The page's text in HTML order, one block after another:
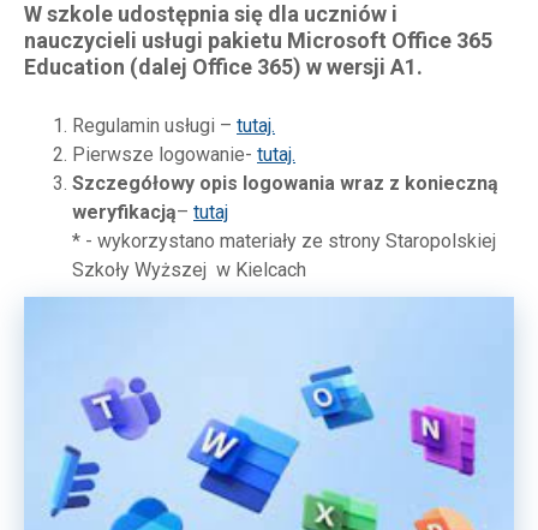
W szkole udostępnia się dla uczniów i
nauczycieli usługi pakietu Microsoft Office 365
Education (dalej Office 365) w wersji A1.
Regulamin usługi – tutaj.
Pierwsze logowanie- tutaj.
Szczegółowy opis logowania wraz z konieczną
weryfikacją– tutaj
* - wykorzystano materiały ze strony Staropolskiej
Szkoły Wyższej w Kielcach